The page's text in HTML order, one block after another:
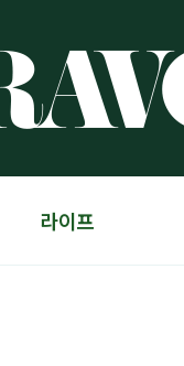
라이프